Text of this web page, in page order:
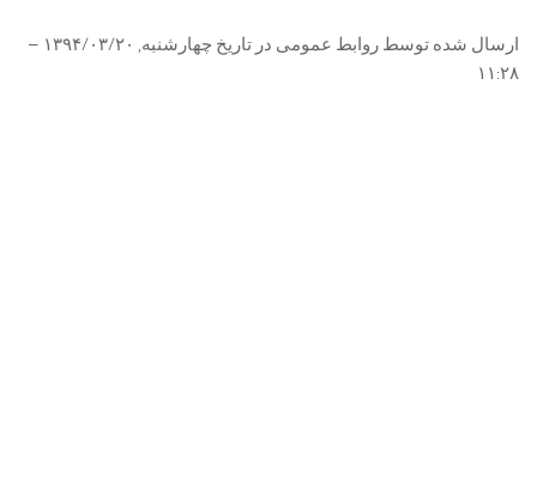
ارسال شده توسط روابط عمومی در تاریخ چهارشنبه, ۱۳۹۴/۰۳/۲۰ –
۱۱:۲۸